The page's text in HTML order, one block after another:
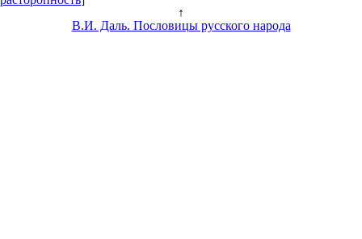
↑
В.И. Даль. Пословицы русского народа